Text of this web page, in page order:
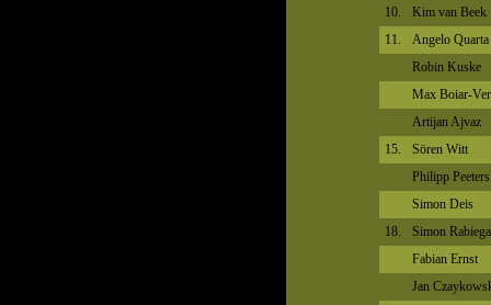
10.
Kim van Beek
11.
Angelo Quarta
Robin Kuske
Max Boiar-
Artijan Ajvaz
15.
Sören Witt
Philipp Peeters
Simon Deis
18.
Simon Rabiega
Fabian Ernst
Jan